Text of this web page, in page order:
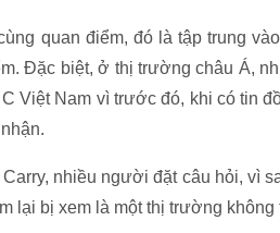
quan điểm, đó là tập trung
Đặc biệt, ở thị trường châu Á,
Việt Nam vì trước đó, khi có tin
nhiều người đặt câu hỏi, vì
lại bị xem là một thị trường không